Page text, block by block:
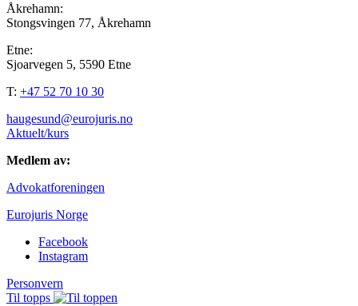
Åkrehamn:
Stongsvingen 77, Åkrehamn
Etne:
Sjoarvegen 5, 5590 Etne
T: +47 52 70 10 30
haugesund@eurojuris.no
Aktuelt/kurs
Medlem av:
Advokatforeningen
Eurojuris Norge
Facebook
Instagram
Personvern
Til topps